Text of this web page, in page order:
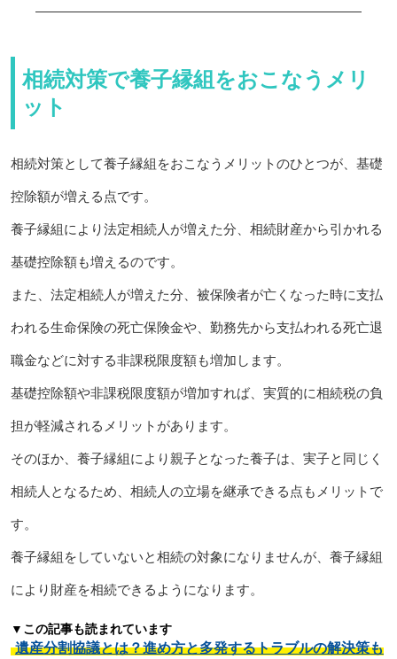
相続対策で養子縁組をおこなうメリ
ット
相続対策として養子縁組をおこなうメリットのひとつが、基礎
控除額が増える点です。
養子縁組により法定相続人が増えた分、相続財産から引かれる
基礎控除額も増えるのです。
また、法定相続人が増えた分、被保険者が亡くなった時に支払
われる生命保険の死亡保険金や、勤務先から支払われる死亡退
職金などに対する非課税限度額も増加します。
基礎控除額や非課税限度額が増加すれば、実質的に相続税の負
担が軽減されるメリットがあります。
そのほか、養子縁組により親子となった養子は、実子と同じく
相続人となるため、相続人の立場を継承できる点もメリットで
す。
養子縁組をしていないと相続の対象になりませんが、養子縁組
により財産を相続できるようになります。
▼この記事も読まれています
遺産分割協議とは？進め方と多発するトラブルの解決策も